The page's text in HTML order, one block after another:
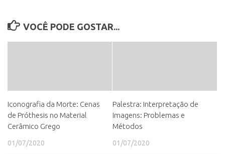
VOCÊ PODE GOSTAR...
Iconografia da Morte: Cenas
de Próthesis no Material
Cerâmico Grego
01/07/2020
Palestra: Interpretação de
Imagens: Problemas e
Métodos
01/07/2020